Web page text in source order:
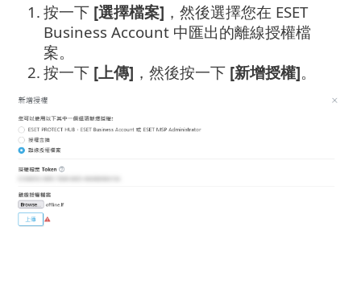
1. 按一下 [選擇檔案] ，然後選擇您在 ESET
Business Account 中匯出的離線授權檔
案。
2. 按一下 [上傳] ，然後按一下 [新增授權]。